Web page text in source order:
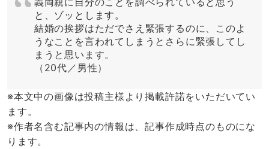
と、ゾッとします。
結婚の挨拶はただでさえ緊張するのに、このよ
うなことを言われてしまうとさらに緊張してし
まうと思います。
（20代／男性）
※本文中の画像は投稿主様より掲載許諾をいただいてい
ます。
※作者名含む記事内の情報は、記事作成時点のものにな
ります。